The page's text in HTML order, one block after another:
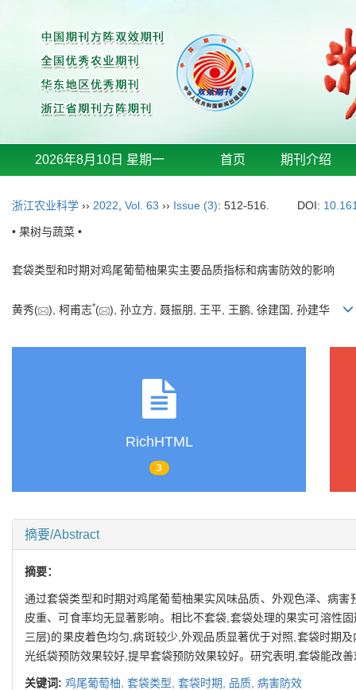
2026年8月10日 星期一 首页 期刊介绍
浙江农业科学 ›› 2022 Vol. 63 ›› Issue (3): 512-516. DOI:
• 果树与蔬菜 •
套袋类型和时期对鸡尾葡萄柚果实主要品质指标和病害防效的影响
黄秀( ), 柯甫志*( ), 孙立方, 聂振朋, 王平, 王鹏, 徐建国, 孙建华
RichHTML
3
摘要/Abstract
摘要：
通过套袋类型和时期对鸡尾葡萄柚果实风味品质、外观色泽、病
皮重、可食率均无显著影响。相比不套袋,套袋处理的果实可溶性
三层)的果皮着色均匀,病斑较少,外观品质显著优于对照,套袋时期
光纸袋预防效果较好,提早套袋预防效果较好。研究表明,套袋能改
关键词: 鸡尾葡萄柚, 套袋类型, 套袋时期, 品质, 病害防效